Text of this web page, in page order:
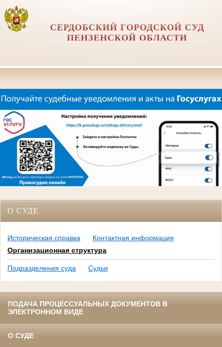
СЕРДОБСКИЙ ГОРОДСКОЙ СУД
ПЕНЗЕНСКОЙ ОБЛАСТИ
О СУДЕ
Историческая справка
Контактная информация
Организационная структура
Подразделения суда Судьи
ПОДАЧА ПРОЦЕССУАЛЬНЫХ ДОКУМЕНТОВ В
ЭЛЕКТРОННОМ ВИДЕ
О СУДЕ